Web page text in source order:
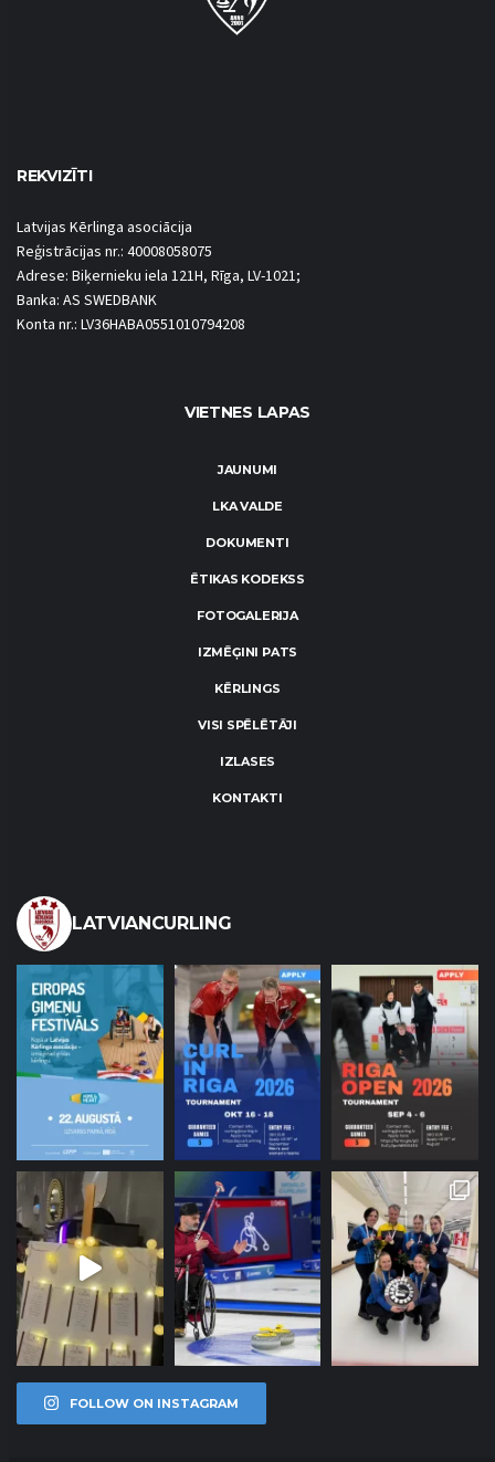
REKVIZĪTI
Latvijas Kērlinga asociācija
Reģistrācijas nr.: 40008058075
Adrese: Biķernieku iela 121H, Rīga, LV-1021;
Banka: AS SWEDBANK
Konta nr.: LV36HABA0551010794208
VIETNES LAPAS
JAUNUMI
LKA VALDE
DOKUMENTI
ĒTIKAS KODEKSS
FOTOGALERIJA
IZMĒĢINI PATS
KĒRLINGS
VISI SPĒLĒTĀJI
IZLASES
KONTAKTI
LATVIANCURLING
FOLLOW ON INSTAGRAM